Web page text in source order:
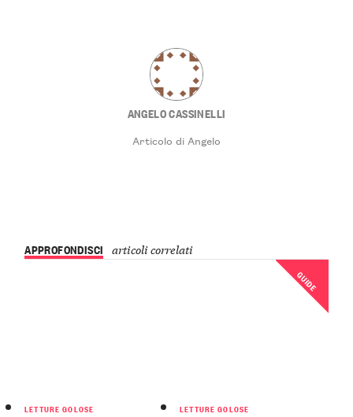
ANGELO CASSINELLI
Articolo di Angelo
APPROFONDISCI articoli correlati
LETTURE GOLOSE
GUIDE
LETTURE GOLOSE